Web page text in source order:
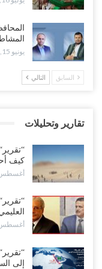
“تقرير“| عرب جورنال:
الرئاسي مرحلة التفكك
أغسطس 5, 2026
حضرموت على حافة
وسط معركة سعودية
الوطن” تبدأ الانتشار..!
أغسطس 5, 2026
خلافات الرواتب تشعل
في جبهات مأرب وتعز
أغسطس 5, 2026
تعميد الشهادات يشعل
أغسطس 5, 2026
يونيو 15, 2026
السابق التالي
تقارير وتحليلات
كيف
أغسطس 7,
أغسطس 5,
إلى